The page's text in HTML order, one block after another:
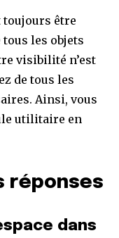
toujours être
les objets
visibilité n’est
de tous les
Ainsi, vous
utilitaire en
réponses
dans